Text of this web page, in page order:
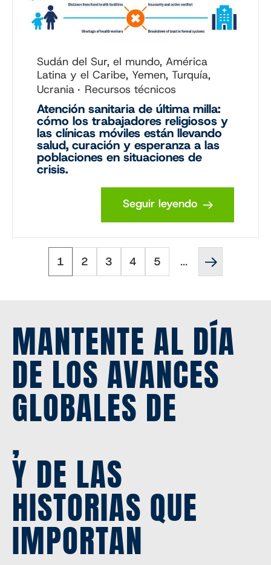
Sudán del Sur, el mundo, América
Latina y el Caribe, Yemen, Turquía,
Ucrania
Recursos técnicos
Atención sanitaria de última milla:
cómo los trabajadores religiosos y
las clínicas móviles están llevando
salud, curación y esperanza a las
poblaciones en situaciones de
crisis.
Seguir leyendo
Paginación
1 2 3 4 5 ...
siguiente
MANTENTE AL DÍA
DE LOS AVANCES
GLOBALES DE
,
Y DE LAS
HISTORIAS QUE
IMPORTAN